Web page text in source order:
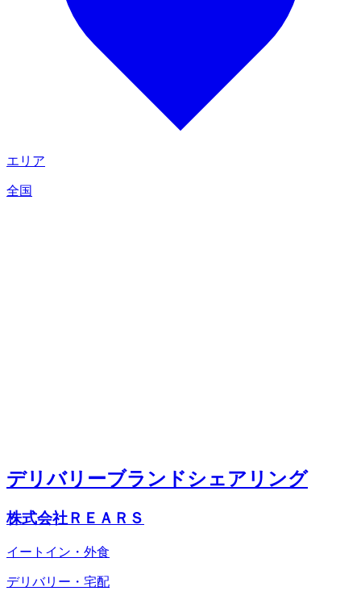
エリア
全国
デリバリーブランドシェアリング
株式会社ＲＥＡＲＳ
イートイン・外食
デリバリー・宅配